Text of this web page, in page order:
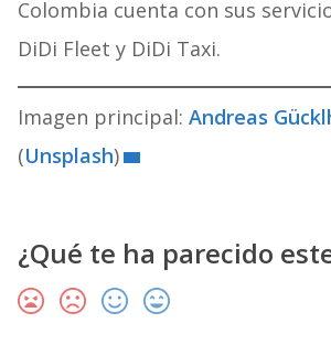
Colombia cuenta con sus
DiDi Fleet y DiDi Taxi.
Imagen principal: Andreas
(Unsplash)
¿Qué te ha parecido